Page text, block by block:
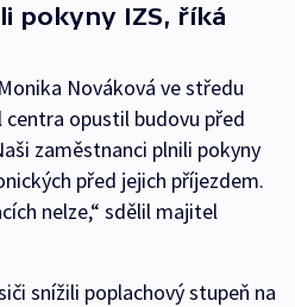
pokyny IZS, říká
Nováková ve středu
centra opustil budovu před
zaměstnanci plnili pokyny
před jejich příjezdem.
nelze,“ sdělil majitel
snížili poplachový stupeň na